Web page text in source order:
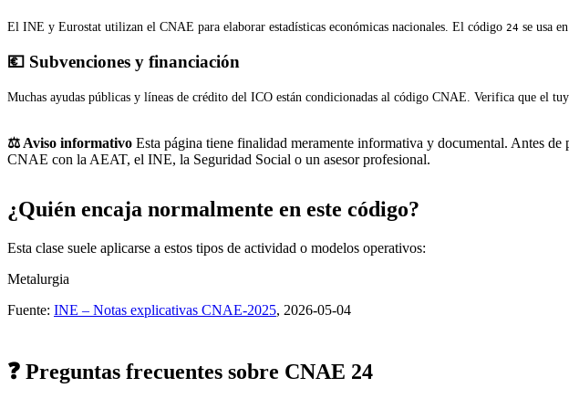
El INE y Eurostat utilizan el CNAE para elaborar estadísticas económicas nacionales. El código 24 se usa
💶 Subvenciones y financiación
Muchas ayudas públicas y líneas de crédito del ICO están condicionadas al código CNAE. Verifica que el
⚖️ Aviso informativo Esta página tiene finalidad meramente informativa y documental. Antes
CNAE con la AEAT, el INE, la Seguridad Social o un asesor profesional.
¿Quién encaja normalmente en este código?
Esta clase suele aplicarse a estos tipos de actividad o modelos operativos:
Metalurgia
Fuente: INE – Notas explicativas CNAE-2025, 2026-05-04
❓ Preguntas frecuentes sobre CNAE 24